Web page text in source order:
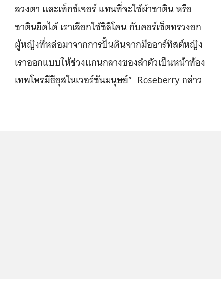
ลวงตา และเท็กซ์เจอร์ แทนที่จะใช้ผ้าซาติน หรือ
ซาตินยืดได้ เราเลือกใช้ซิลิโคน กับคอร์เซ็ตทรวงอก
ผู้หญิงที่หล่อมาจากการปั้นดินจากมืออาร์ทิสต์หญิง
เราออกแบบให้ช่วงแกนกลางของลำตัวเป็นหน้าท้อง
เทพโพรมีธีอุสในเวอร์ชันมนุษย์” Roseberry กล่าว